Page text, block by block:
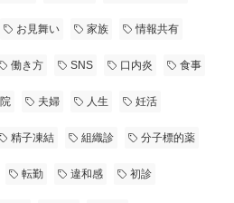
お見舞い 家族 情報共有
働き方 SNS 口内炎 食事
夫婦 人生 妊活
精子凍結 組織診 分子標的薬
転勤 違和感 初診